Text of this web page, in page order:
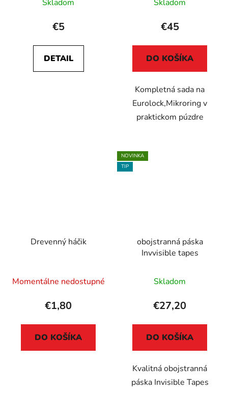
Skladom
€5
DETAIL
Skladom
€45
DO KOŠÍKA
Kompletná sada na
Eurolock,Mikroring v
praktickom púzdre
Drevenný háčik
Momentálne nedostupné
€1,80
DO KOŠÍKA
NOVINKA
TIP
obojstranná páska
Invvisible tapes
Skladom
€27,20
DO KOŠÍKA
Kvalitná obojstranná
páska Invisible Tapes